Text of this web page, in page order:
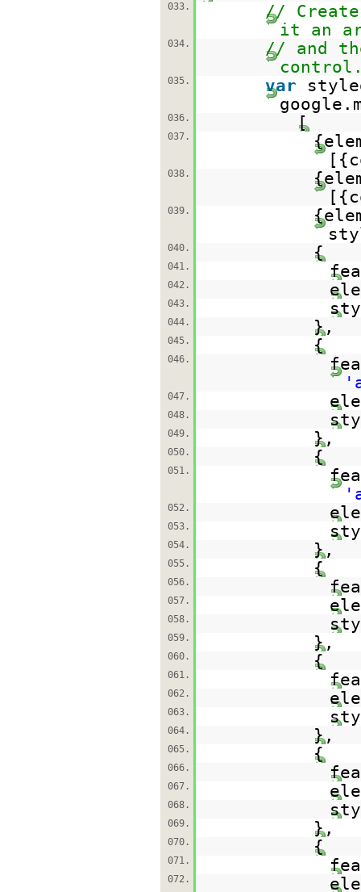
033.
// Create
it an
034.
// and
035. var
036. [
037.
038.
039.
040. {
041.
042.
043.
044. },
045. {
046.
047.
048.
049. },
050. {
051.
052.
053.
054. },
055. {
056.
057.
058.
059. },
060. {
061.
062.
063.
064. },
065. {
066.
067.
068.
069. },
070. {
071.
072.